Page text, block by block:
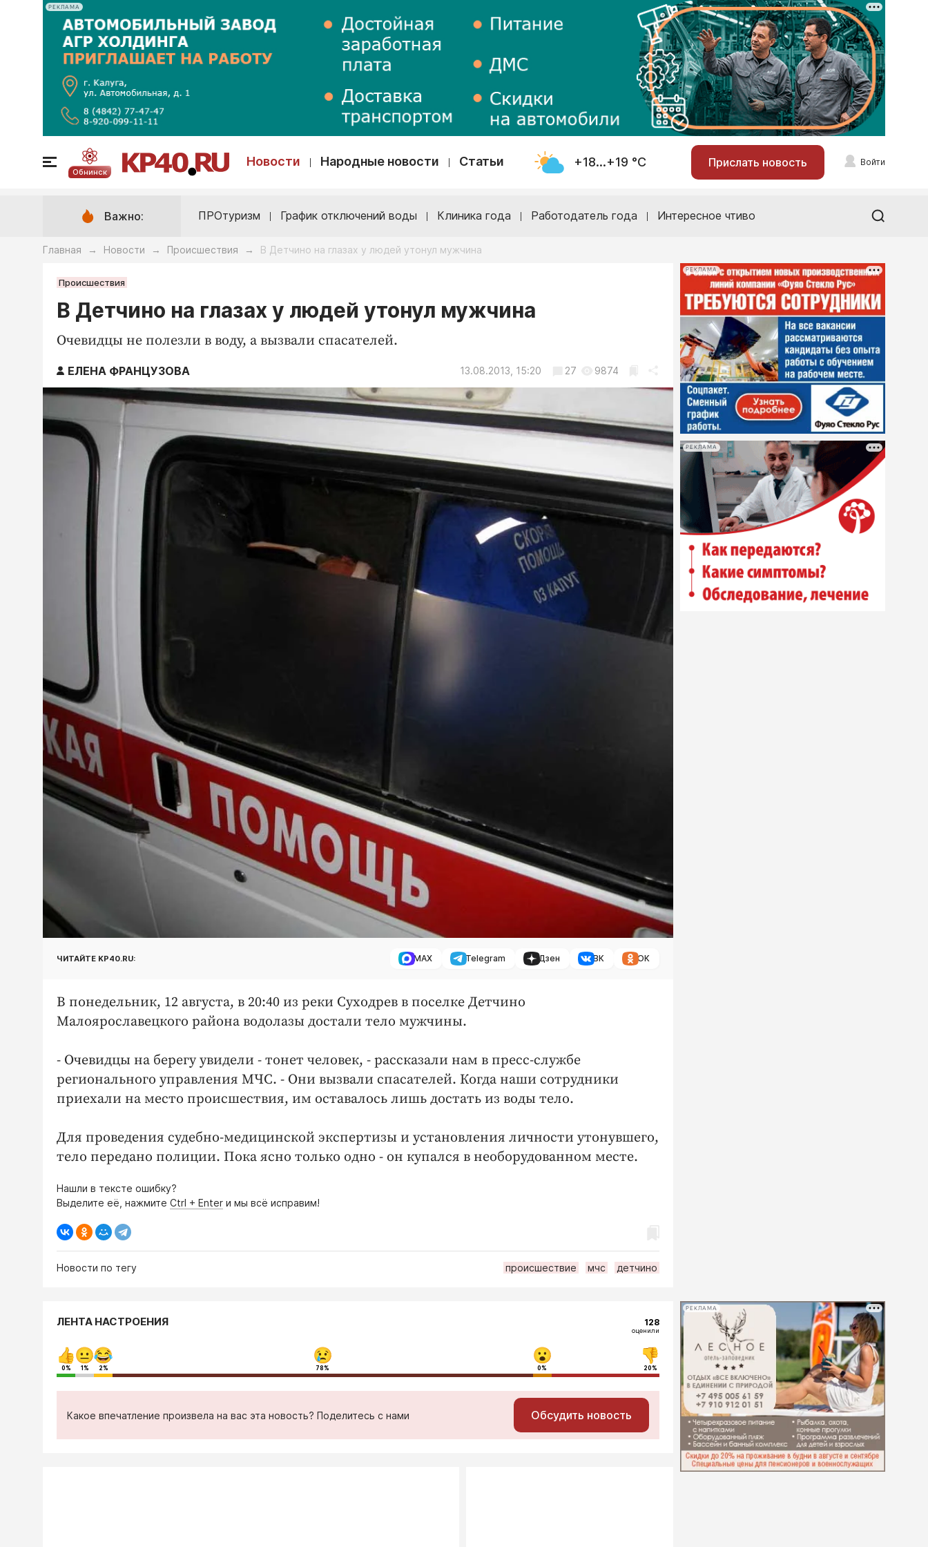
РЕКЛАМА
Обнинск
Новости Народные новости Статьи +18...+19 °С Прислать новость Войти
Важно: ПРОтуризм График отключений воды Клиника года Работодатель года Интересное чтиво
Главная → Новости → Происшествия → В Детчино на глазах у людей утонул мужчина
Происшествия
В Детчино на глазах у людей утонул мужчина
Очевидцы не полезли в воду, а вызвали спасателей.
ЕЛЕНА ФРАНЦУЗОВА 13.08.2013, 15:20 27 9874
ЧИТАЙТЕ KP40.RU: MAX Telegram Дзен ВК ОК
В понедельник, 12 августа, в 20:40 из реки Суходрев в поселке Детчино
Малоярославецкого района водолазы достали тело мужчины.
- Очевидцы на берегу увидели - тонет человек, - рассказали нам в пресс-службе
регионального управления МЧС. - Они вызвали спасателей. Когда наши сотрудники
приехали на место происшествия, им оставалось лишь достать из воды тело.
Для проведения судебно-медицинской экспертизы и установления личности утонувшего,
тело передано полиции. Пока ясно только одно - он купался в необорудованном месте.
Нашли в тексте ошибку?
Выделите её, нажмите Ctrl + Enter и мы всё исправим!
Новости по тегу происшествие мчс детчино
РЕКЛАМА
РЕКЛАМА
ЛЕНТА НАСТРОЕНИЯ 128
оценили
0% 1% 2% 78% 0% 20%
Какое впечатление произвела на вас эта новость? Поделитесь с нами Обсудить новость
РЕКЛАМА